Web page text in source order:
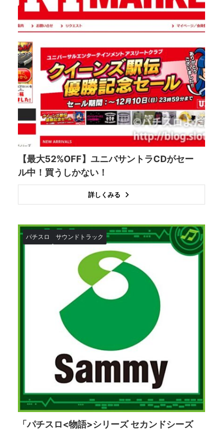
【最大52%OFF】ユニバサントラCDがセー
ル中！買うしかない！
詳しくみる
パチスロ サウンドトラック
「パチスロ<物語>シリーズ セカンドシーズ